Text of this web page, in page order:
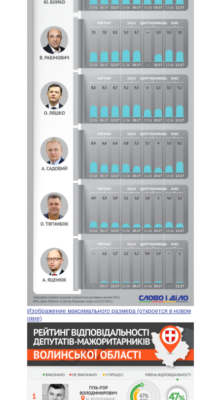
Изображение максимального размера (откроется в новом
окне)